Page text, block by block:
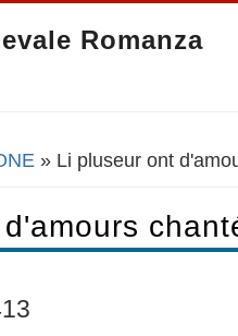
Romanza
» Li pluseur ont